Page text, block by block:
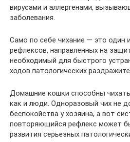
вирусами и аллергенами,
заболевания.
Само по себе чихание — это один
рефлексов, направленных на
необходимый для быстрого
ходов патологических
Домашние кошки способны
как и люди. Одноразовый чих не
беспокойства у хозяина, а вот
повторяющийся рефлекс может
развития серьезных